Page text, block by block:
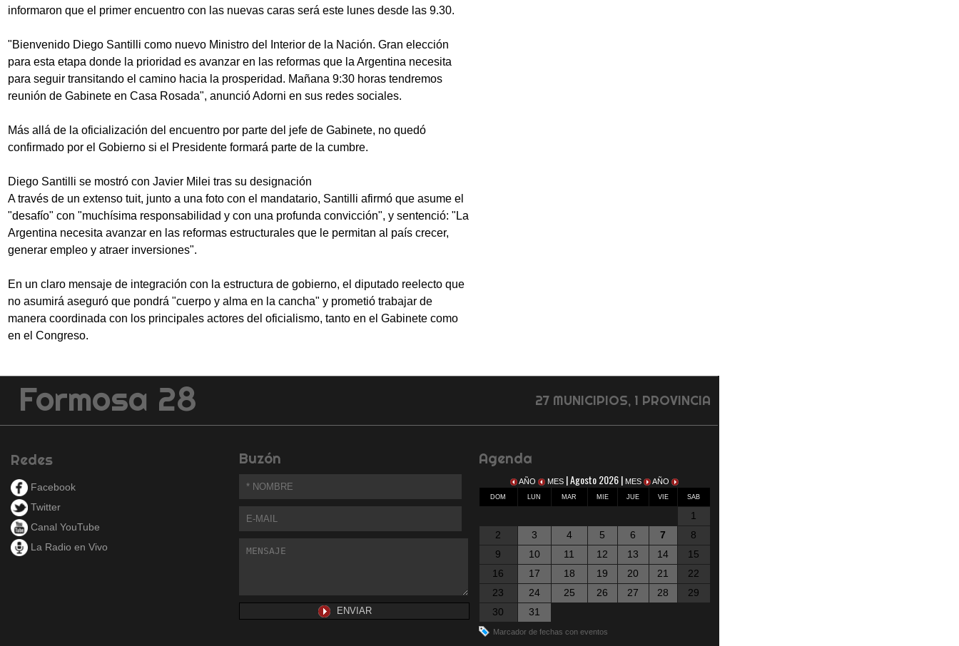
informaron que el primer encuentro con las nuevas caras será este lunes desde las 9.30.
"Bienvenido Diego Santilli como nuevo Ministro del Interior de la Nación. Gran elección
para esta etapa donde la prioridad es avanzar en las reformas que la Argentina necesita
para seguir transitando el camino hacia la prosperidad. Mañana 9:30 horas tendremos
reunión de Gabinete en Casa Rosada", anunció Adorni en sus redes sociales.
Más allá de la oficialización del encuentro por parte del jefe de Gabinete, no quedó
confirmado por el Gobierno si el Presidente formará parte de la cumbre.
Diego Santilli se mostró con Javier Milei tras su designación
A través de un extenso tuit, junto a una foto con el mandatario, Santilli afirmó que asume el
"desafío" con "muchísima responsabilidad y con una profunda convicción", y sentenció: "La
Argentina necesita avanzar en las reformas estructurales que le permitan al país crecer,
generar empleo y atraer inversiones".
En un claro mensaje de integración con la estructura de gobierno, el diputado reelecto que
no asumirá aseguró que pondrá "cuerpo y alma en la cancha" y prometió trabajar de
manera coordinada con los principales actores del oficialismo, tanto en el Gabinete como
en el Congreso.
Formosa 28 27 MUNICIPIOS, 1 PROVINCIA
Redes
Facebook
Twitter
Canal YouTube
La Radio en Vivo
Buzón Agenda
AÑO MES | Agosto 2026 | MES AÑO
DOM LUN MAR MIE JUE VIE SAB
1
2
3 4 5 6 7
8
9
10 11 12 13 14
15
16
17 18 19 20 21
22
23
24 25 26 27 28
29
30
31
Marcador de fechas con eventos